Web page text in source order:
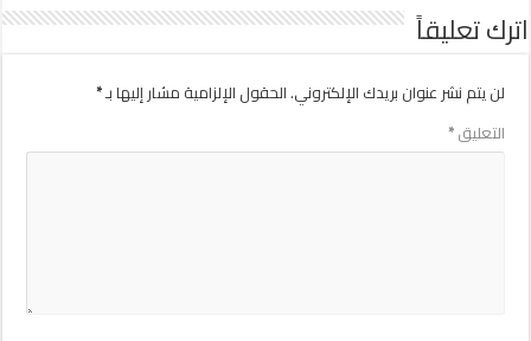
اترك تعليقاً
لن يتم نشر عنوان بريدك الإلكتروني. الحقول الإلزامية مشار إليها بـ*
التعليق*